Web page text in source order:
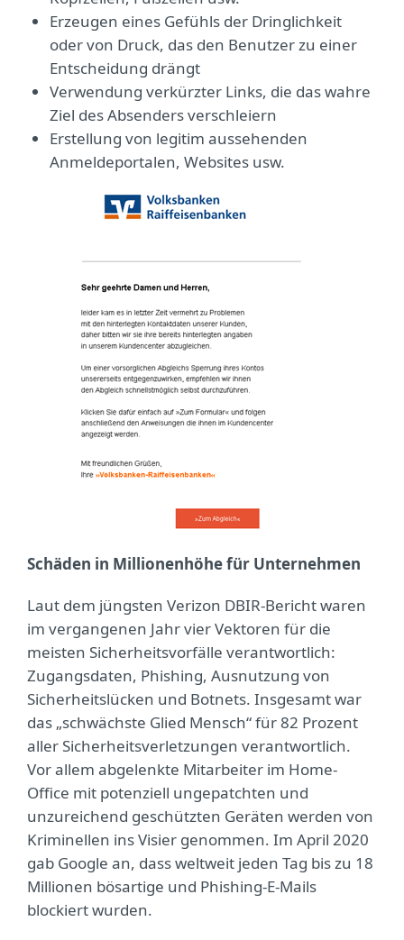
Erzeugen eines Gefühls der Dringlichkeit
oder von Druck, das den Benutzer zu einer
Entscheidung drängt
Verwendung verkürzter Links, die das wahre
Ziel des Absenders verschleiern
Erstellung von legitim aussehenden
Anmeldeportalen, Websites usw.
Schäden in Millionenhöhe für Unternehmen
Laut dem jüngsten Verizon DBIR-Bericht waren
im vergangenen Jahr vier Vektoren für die
meisten Sicherheitsvorfälle verantwortlich:
Zugangsdaten, Phishing, Ausnutzung von
Sicherheitslücken und Botnets. Insgesamt war
das „schwächste Glied Mensch“ für 82 Prozent
aller Sicherheitsverletzungen verantwortlich.
Vor allem abgelenkte Mitarbeiter im Home-
Office mit potenziell ungepatchten und
unzureichend geschützten Geräten werden von
Kriminellen ins Visier genommen. Im April 2020
gab Google an, dass weltweit jeden Tag bis zu 18
Millionen bösartige und Phishing-E-Mails
blockiert wurden.